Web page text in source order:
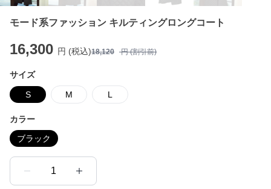
モード系ファッション キルティングロングコート
16,300 円 (税込)18,120 円 (割引前)
サイズ
S M L
カラー
ブラック
1